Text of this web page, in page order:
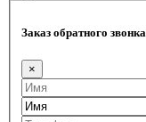
Заказ обратного звонка
×